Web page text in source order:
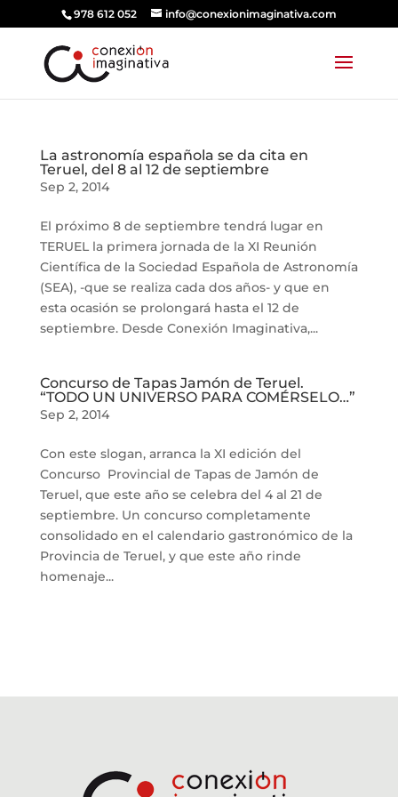
978 612 052 info@conexionimaginativa.com
La astronomía española se da cita en
Teruel, del 8 al 12 de septiembre
Sep 2, 2014
El próximo 8 de septiembre tendrá lugar en
TERUEL la primera jornada de la XI Reunión
Científica de la Sociedad Española de Astronomía
(SEA), -que se realiza cada dos años- y que en
esta ocasión se prolongará hasta el 12 de
septiembre. Desde Conexión Imaginativa,...
Concurso de Tapas Jamón de Teruel.
“TODO UN UNIVERSO PARA COMÉRSELO…”
Sep 2, 2014
Con este slogan, arranca la XI edición del
Concurso Provincial de Tapas de Jamón de
Teruel, que este año se celebra del 4 al 21 de
septiembre. Un concurso completamente
consolidado en el calendario gastronómico de la
Provincia de Teruel, y que este año rinde
homenaje...